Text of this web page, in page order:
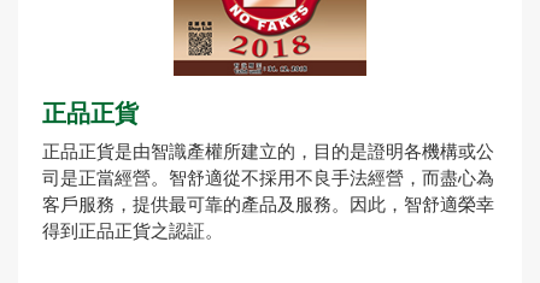
正品正貨
正品正貨是由智識產權所建立的，目的是證明各機構或公
司是正當經營。智舒適從不採用不良手法經營，而盡心為
客戶服務，提供最可靠的產品及服務。因此，智舒適榮幸
得到正品正貨之認証。